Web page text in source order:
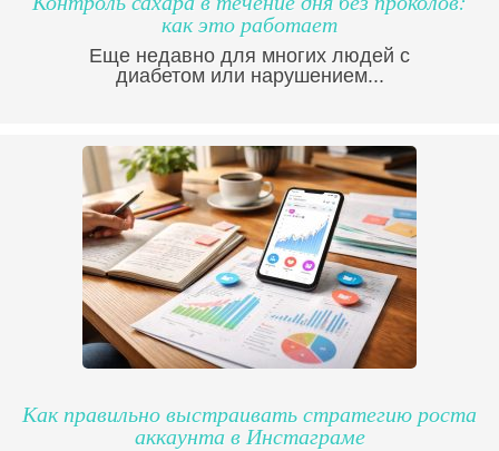
как это работает
Еще недавно для многих людей с
диабетом или нарушением...
Как правильно выстраивать стратегию роста
аккаунта в Инстаграме